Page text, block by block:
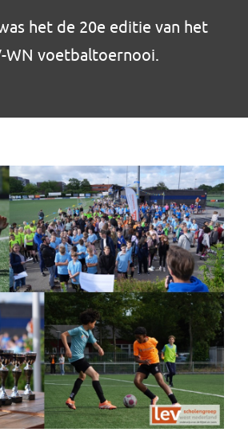
het de 20e editie van het
WN voetbaltoernooi.